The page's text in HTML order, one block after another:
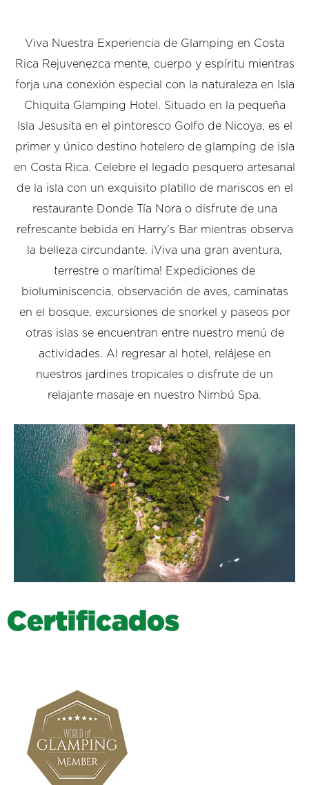
Viva Nuestra Experiencia de Glamping en Costa
Rica Rejuvenezca mente, cuerpo y espíritu mientras
forja una conexión especial con la naturaleza en Isla
Chiquita Glamping Hotel. Situado en la pequeña
Isla Jesusita en el pintoresco Golfo de Nicoya, es el
primer y único destino hotelero de glamping de isla
en Costa Rica. Celebre el legado pesquero artesanal
de la isla con un exquisito platillo de mariscos en el
restaurante Donde Tía Nora o disfrute de una
refrescante bebida en Harry’s Bar mientras observa
la belleza circundante. ¡Viva una gran aventura,
terrestre o marítima! Expediciones de
bioluminiscencia, observación de aves, caminatas
en el bosque, excursiones de snorkel y paseos por
otras islas se encuentran entre nuestro menú de
actividades. Al regresar al hotel, relájese en
nuestros jardines tropicales o disfrute de un
relajante masaje en nuestro Nimbú Spa.
Certificad os